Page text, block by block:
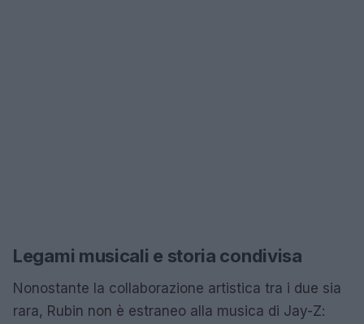
Legami musicali e storia condivisa
Nonostante la collaborazione artistica tra i due sia
rara, Rubin non è estraneo alla musica di Jay-Z: